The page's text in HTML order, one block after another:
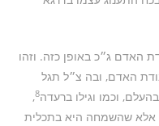
האדם ג״כ באופן כזה. וזהו
האדם, ובה צ״ל תגל
וכמו וגילו ברעדה8
,
אלא שהשמחה היא בתכלית